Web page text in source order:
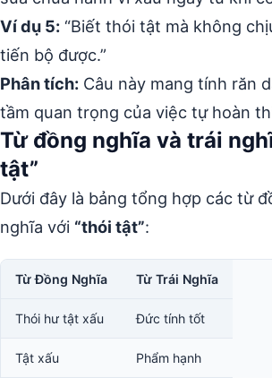
Ví dụ 5: “Biết thói tật mà không
tiến bộ được.”
Phân tích: Câu này mang tính răn
tầm quan trọng của việc tự hoàn
Từ đồng nghĩa và trái
tật”
Dưới đây là bảng tổng hợp các từ
nghĩa với “thói tật”:
Từ Đồng Nghĩa Từ Trái Nghĩa
Thói hư tật xấu Đức tính tốt
Tật xấu Phẩm hạnh